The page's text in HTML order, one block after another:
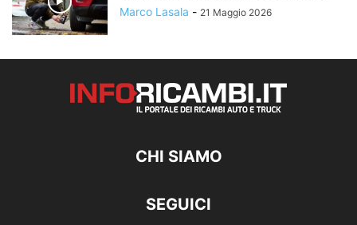
Marco Lasala - 21 Maggio 2026
CHI SIAMO
SEGUICI